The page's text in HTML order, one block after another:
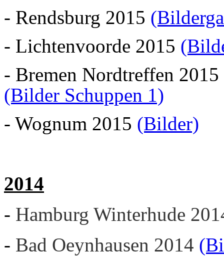
- Rendsburg 2015
- Lichtenvoorde 2015
- Bremen Nordtreffen 2015
(Bilder Schuppen 1)
- Wognum 2015 (Bilder)
2014
- Hamburg Winterhude
- Bad Oeynhausen 2014